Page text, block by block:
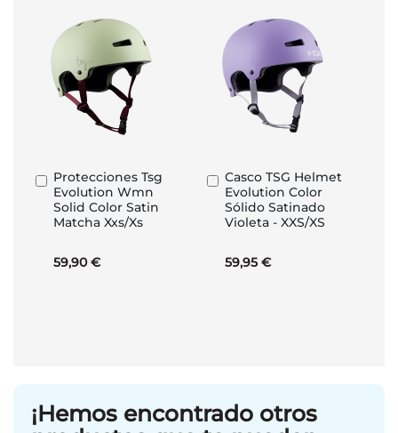
Protecciones Tsg
Evolution Wmn
Solid Color Satin
Matcha Xxs/Xs
59,90 €
Añadir
al
carrito
Casco TSG Helmet
Evolution Color
Sólido Satinado
Violeta - XXS/XS
59,95 €
Añadir
al
carrito
¡Hemos encontrado otros